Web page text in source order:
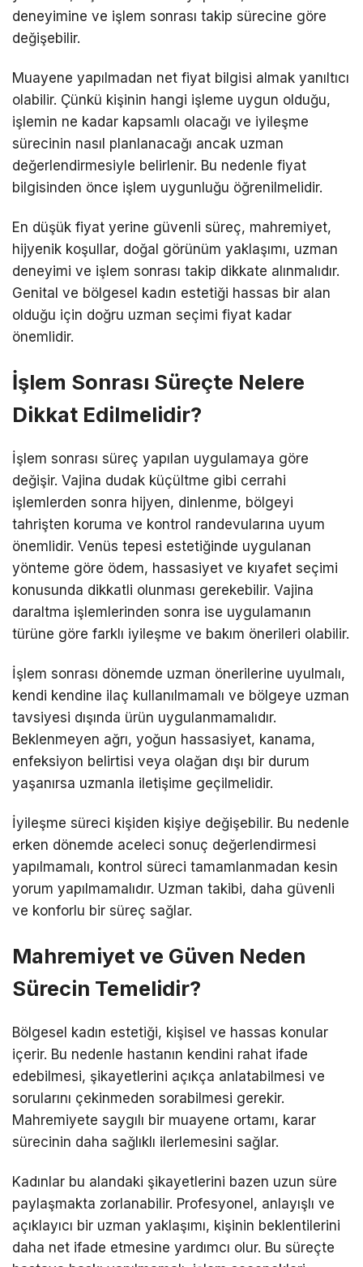
deneyimine ve işlem sonrası takip sürecine göre
değişebilir.
Muayene yapılmadan net fiyat bilgisi almak yanıltıcı
olabilir. Çünkü kişinin hangi işleme uygun olduğu,
işlemin ne kadar kapsamlı olacağı ve iyileşme
sürecinin nasıl planlanacağı ancak uzman
değerlendirmesiyle belirlenir. Bu nedenle fiyat
bilgisinden önce işlem uygunluğu öğrenilmelidir.
En düşük fiyat yerine güvenli süreç, mahremiyet,
hijyenik koşullar, doğal görünüm yaklaşımı, uzman
deneyimi ve işlem sonrası takip dikkate alınmalıdır.
Genital ve bölgesel kadın estetiği hassas bir alan
olduğu için doğru uzman seçimi fiyat kadar
önemlidir.
İşlem Sonrası Süreçte Nelere
Dikkat Edilmelidir?
İşlem sonrası süreç yapılan uygulamaya göre
değişir. Vajina dudak küçültme gibi cerrahi
işlemlerden sonra hijyen, dinlenme, bölgeyi
tahrişten koruma ve kontrol randevularına uyum
önemlidir. Venüs tepesi estetiğinde uygulanan
yönteme göre ödem, hassasiyet ve kıyafet seçimi
konusunda dikkatli olunması gerekebilir. Vajina
daraltma işlemlerinden sonra ise uygulamanın
türüne göre farklı iyileşme ve bakım önerileri olabilir.
İşlem sonrası dönemde uzman önerilerine uyulmalı,
kendi kendine ilaç kullanılmamalı ve bölgeye uzman
tavsiyesi dışında ürün uygulanmamalıdır.
Beklenmeyen ağrı, yoğun hassasiyet, kanama,
enfeksiyon belirtisi veya olağan dışı bir durum
yaşanırsa uzmanla iletişime geçilmelidir.
İyileşme süreci kişiden kişiye değişebilir. Bu nedenle
erken dönemde aceleci sonuç değerlendirmesi
yapılmamalı, kontrol süreci tamamlanmadan kesin
yorum yapılmamalıdır. Uzman takibi, daha güvenli
ve konforlu bir süreç sağlar.
Mahremiyet ve Güven Neden
Sürecin Temelidir?
Bölgesel kadın estetiği, kişisel ve hassas konular
içerir. Bu nedenle hastanın kendini rahat ifade
edebilmesi, şikayetlerini açıkça anlatabilmesi ve
sorularını çekinmeden sorabilmesi gerekir.
Mahremiyete saygılı bir muayene ortamı, karar
sürecinin daha sağlıklı ilerlemesini sağlar.
Kadınlar bu alandaki şikayetlerini bazen uzun süre
paylaşmakta zorlanabilir. Profesyonel, anlayışlı ve
açıklayıcı bir uzman yaklaşımı, kişinin beklentilerini
daha net ifade etmesine yardımcı olur. Bu süreçte